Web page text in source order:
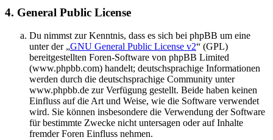
4. General Public License
Du nimmst zur Kenntnis, dass es sich bei phpBB um eine
unter der „GNU General Public License v2“ (GPL)
bereitgestellten Foren-Software von phpBB Limited
(www.phpbb.com) handelt; deutschsprachige Informationen
werden durch die deutschsprachige Community unter
www.phpbb.de zur Verfügung gestellt. Beide haben keinen
Einfluss auf die Art und Weise, wie die Software verwendet
wird. Sie können insbesondere die Verwendung der Software
für bestimmte Zwecke nicht untersagen oder auf Inhalte
fremder Foren Einfluss nehmen.